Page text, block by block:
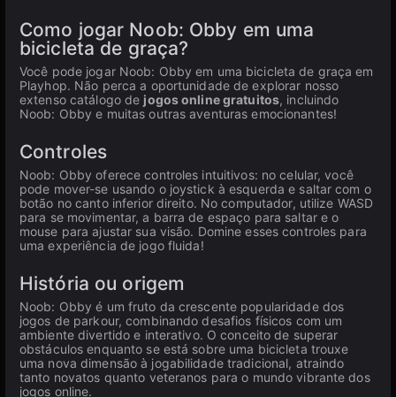
Como jogar Noob: Obby em uma
bicicleta de graça?
Você pode jogar Noob: Obby em uma bicicleta de graça em
Playhop. Não perca a oportunidade de explorar nosso
extenso catálogo de jogos online gratuitos, incluindo
Noob: Obby e muitas outras aventuras emocionantes!
Controles
Noob: Obby oferece controles intuitivos: no celular, você
pode mover-se usando o joystick à esquerda e saltar com o
botão no canto inferior direito. No computador, utilize WASD
para se movimentar, a barra de espaço para saltar e o
mouse para ajustar sua visão. Domine esses controles para
uma experiência de jogo fluida!
História ou origem
Noob: Obby é um fruto da crescente popularidade dos
jogos de parkour, combinando desafios físicos com um
ambiente divertido e interativo. O conceito de superar
obstáculos enquanto se está sobre uma bicicleta trouxe
uma nova dimensão à jogabilidade tradicional, atraindo
tanto novatos quanto veteranos para o mundo vibrante dos
jogos online.